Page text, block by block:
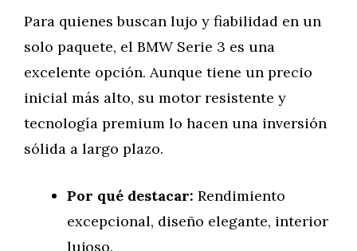
Para quienes buscan lujo y fiabilidad en un
solo paquete, el BMW Serie 3 es una
excelente opción. Aunque tiene un precio
inicial más alto, su motor resistente y
tecnología premium lo hacen una inversión
sólida a largo plazo.
Por qué destacar: Rendimiento
excepcional, diseño elegante, interior
lujoso.